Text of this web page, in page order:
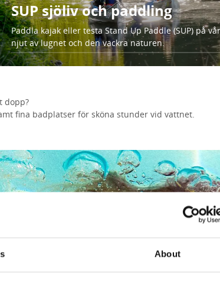
About
SUP sjöliv och paddling
Paddla kajak eller testa Stand Up Paddle (SUP) på
njut av lugnet och den vackra naturen.
dopp?
fina badplatser för sköna stunder vid vattnet.
För den som föredrar en kontrollerad miljö finns